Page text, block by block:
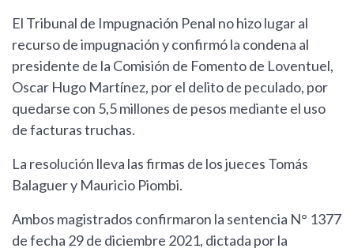
El Tribunal de Impugnación Penal no hizo lugar al
recurso de impugnación y confirmó la condena al
presidente de la Comisión de Fomento de Loventuel,
Oscar Hugo Martínez, por el delito de peculado, por
quedarse con 5,5 millones de pesos mediante el uso
de facturas truchas.
La resolución lleva las firmas de los jueces Tomás
Balaguer y Mauricio Piombi.
Ambos magistrados confirmaron la sentencia N° 1377
de fecha 29 de diciembre 2021, dictada por la